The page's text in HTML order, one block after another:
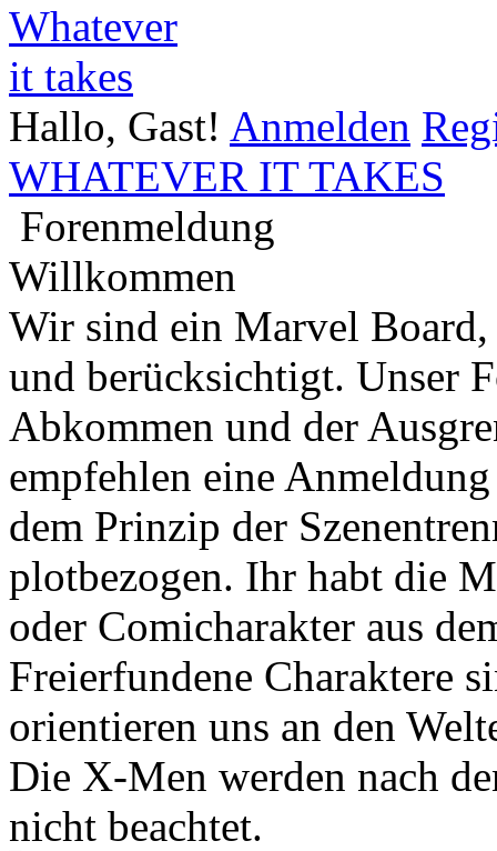
Whatever
it takes
Hallo, Gast! Anmelden
WHATEVER IT TAKES
Forenmeldung
Willkommen
Wir sind ein Marvel
und berücksichtigt. Unser
Abkommen und der
empfehlen eine
dem Prinzip der
plotbezogen. Ihr habt die
oder Comicharakter aus
Freierfundene Charaktere
orientieren uns an den
Die X-Men werden nach
nicht beachtet.